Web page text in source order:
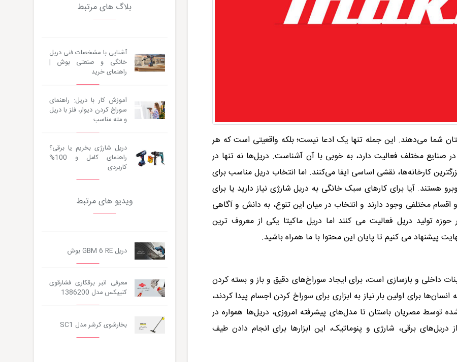
شما می‌دهند. این جمله تنها یک ادعا نیست؛ بلکه واقعیتی است که هر
مختلف فعالیت دارد، به خوبی با آن آشناست. دریل‌ها نه تنها در
کارخانه‌ها، نقشی اساسی ایفا می‌کنند. اما انتخاب دریل مناسب برای
هستند. آیا برای کار‌های سبک خانگی به دریل شارژی نیاز دارید یا برای
اقسام مختلفی وجود دارند و انتخاب در میان این تنوع، به دانش و آگاهی
حوزه تولید دریل فعالیت می کنند اما دریل ماکیتا یکی از معروف ترین
پیشنهاد می کنیم تا پایان این محتوا با ما همراه باشید.
داخلی و بازسازی است، برای ایجاد سوراخ‌های دقیق و باز و بسته کردن
برای اولین بار نیاز به ابزاری برای سوراخ کردن اجسام پیدا کردند،
توسط مصریان باستان تا مدل‌های پیشرفته امروزی، دریل‌ها همواره در
دریل‌های برقی، شارژی و پنوماتیک، این ابزارها برای انجام دادن طیف
بلاگ های مرتبط
آشنایی با مشخصات فنی دریل
خانگی و صنعتی بوش |
راهنمای خرید
آموزش کار با دریل: راهنمای
سوراخ کردن دیوار، فلز با دریل
و مته مناسب
دریل شارژی بخریم یا برقی؟
راهنمای کامل و 100%
کاربردی
ویدیو های مرتبط
دریل GBM 6 RE بوش
معرفی انبر برقکاری فشارقوی
کنیپکس مدل 1386200
بخارشوی کرشر مدل SC1